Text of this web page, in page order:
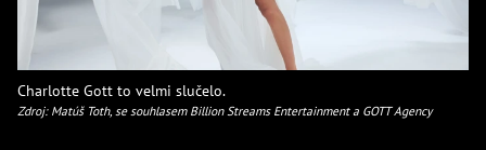
Charlotte Gott to velmi slučelo.
Zdroj: Matúš Toth, se souhlasem Billion Streams Entertainment a GOTT Agency